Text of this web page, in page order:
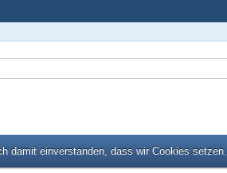
damit einverstanden, dass wir Cookies setzen.